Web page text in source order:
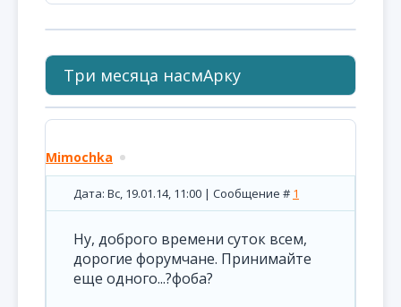
Три месяца насмАрку
Mimochka
Дата: Вс, 19.01.14, 11:00 | Сообщение # 1
Ну, доброго времени суток всем,
дорогие форумчане. Принимайте
еще одного...?фоба?